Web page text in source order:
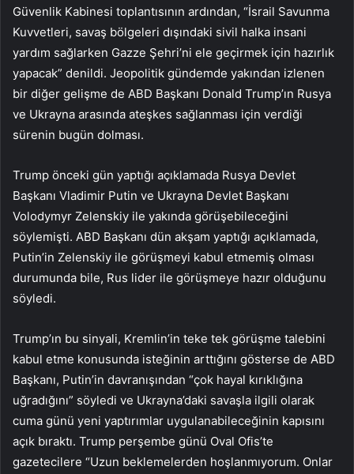
Güvenlik Kabinesi toplantısının ardından, “İsrail Savunma
Kuvvetleri, savaş bölgeleri dışındaki sivil halka insani
yardım sağlarken Gazze Şehri’ni ele geçirmek için hazırlık
yapacak” denildi. Jeopolitik gündemde yakından izlenen
bir diğer gelişme de ABD Başkanı Donald Trump’ın Rusya
ve Ukrayna arasında ateşkes sağlanması için verdiği
sürenin bugün dolması.
Trump önceki gün yaptığı açıklamada Rusya Devlet
Başkanı Vladimir Putin ve Ukrayna Devlet Başkanı
Volodymyr Zelenskiy ile yakında görüşebileceğini
söylemişti. ABD Başkanı dün akşam yaptığı açıklamada,
Putin’in Zelenskiy ile görüşmeyi kabul etmemiş olması
durumunda bile, Rus lider ile görüşmeye hazır olduğunu
söyledi.
Trump’ın bu sinyali, Kremlin’in teke tek görüşme talebini
kabul etme konusunda isteğinin arttığını gösterse de ABD
Başkanı, Putin’in davranışından “çok hayal kırıklığına
uğradığını” söyledi ve Ukrayna’daki savaşla ilgili olarak
cuma günü yeni yaptırımlar uygulanabileceğinin kapısını
açık bıraktı. Trump perşembe günü Oval Ofis’te
gazetecilere “Uzun beklemelerden hoşlanmıyorum. Onlar